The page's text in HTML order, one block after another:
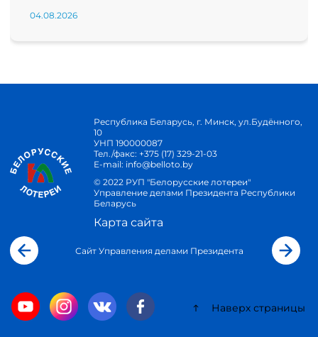
04.08.2026
Республика Беларусь, г. Минск, ул.Будённого,
10
УНП 190000087
Тел./факс: +375 (17) 329-21-03
E-mail: info@belloto.by
© 2022 РУП "Белорусские лотереи"
Управление делами Президента Республики
Беларусь
Карта сайта
Сайт Управления делами Президента
Наверх страницы